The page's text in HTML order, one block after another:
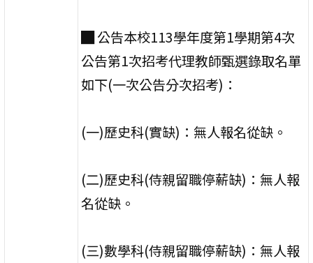
█ 公告本校113學年度第1學期第4次
公告第1次招考代理教師甄選錄取名單
如下(一次公告分次招考)：
(一)歷史科(實缺)：無人報名從缺。
(二)歷史科(侍親留職停薪缺)：無人報
名從缺。
(三)數學科(侍親留職停薪缺)：無人報